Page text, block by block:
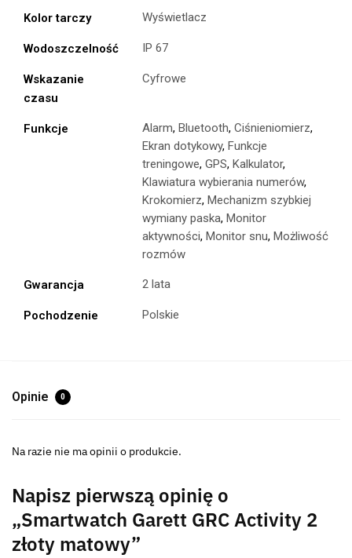
Kolor tarczy Wyświetlacz
Wodoszczelność IP 67
Wskazanie
czasu
Cyfrowe
Funkcje Alarm, Bluetooth, Ciśnieniomierz,
Ekran dotykowy, Funkcje
treningowe, GPS, Kalkulator,
Klawiatura wybierania numerów,
Krokomierz, Mechanizm szybkiej
wymiany paska, Monitor
aktywności, Monitor snu, Możliwość
rozmów
Gwarancja 2 lata
Pochodzenie Polskie
Opinie 0
Na razie nie ma opinii o produkcie.
Napisz pierwszą opinię o
„Smartwatch Garett GRC Activity 2
złoty matowy”